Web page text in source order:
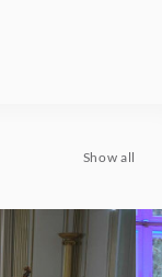
Show all